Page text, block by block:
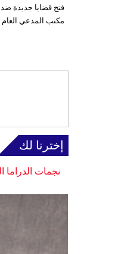
فتح قضايا جديدة
مكتب المدعي
إخترنا لك
نجمات الدراما